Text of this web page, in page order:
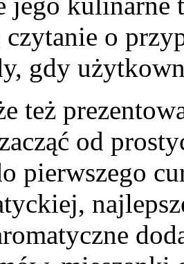
czytanie o
gdy
też
od
pierwszego